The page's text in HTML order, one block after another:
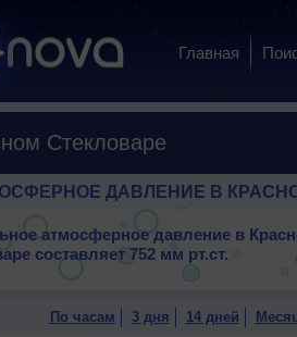
Главная
Стекловаре
ДАВЛЕНИЕ В
атмосферное давление в
составляет 752 мм рт.ст.
По часам 3 дня 14 дней